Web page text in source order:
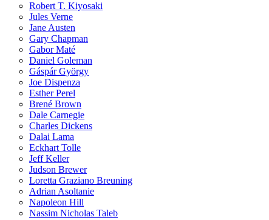
Robert T. Kiyosaki
Jules Verne
Jane Austen
Gary Chapman
Gabor Maté
Daniel Goleman
Gáspár György
Joe Dispenza
Esther Perel
Brené Brown
Dale Carnegie
Charles Dickens
Dalai Lama
Eckhart Tolle
Jeff Keller
Judson Brewer
Loretta Graziano Breuning
Adrian Asoltanie
Napoleon Hill
Nassim Nicholas Taleb